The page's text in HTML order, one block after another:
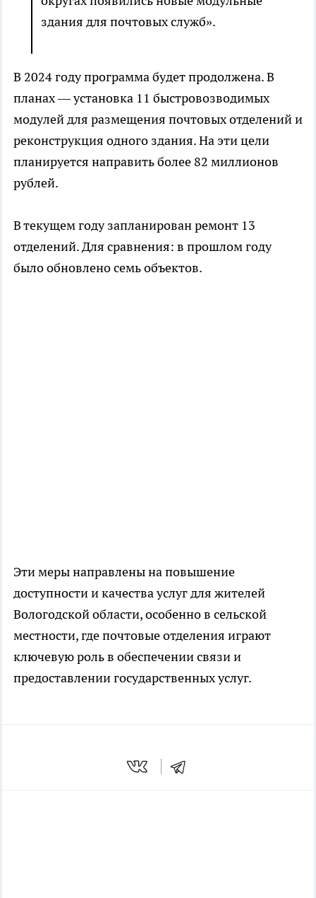
здания для почтовых служб».
В 2024 году программа будет продолжена. В
планах — установка 11 быстровозводимых
модулей для размещения почтовых отделений и
реконструкция одного здания. На эти цели
планируется направить более 82 миллионов
рублей.
В текущем году запланирован ремонт 13
отделений. Для сравнения: в прошлом году
было обновлено семь объектов.
Эти меры направлены на повышение
доступности и качества услуг для жителей
Вологодской области, особенно в сельской
местности, где почтовые отделения играют
ключевую роль в обеспечении связи и
предоставлении государственных услуг.